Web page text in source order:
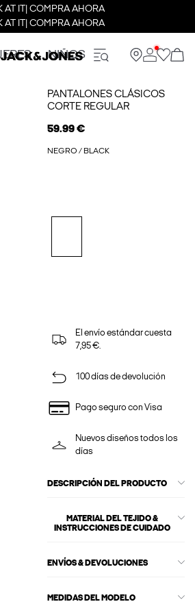
AT IT| COMPRA AHORA
AT IT| COMPRA AHORA
NIÑOS
PANTALONES CLÁSICOS
CORTE REGULAR
59.99 €
NEGRO / BLACK
El envío estándar cuesta
7,95 €.
100 días de devolución
Pago seguro con Visa
Nuevos diseños todos los
días
DESCRIPCIÓN DEL PRODUCTO
MATERIAL DEL TEJIDO &
INSTRUCCIONES DE CUIDADO
ENVÍOS & DEVOLUCIONES
MEDIDAS DEL MODELO